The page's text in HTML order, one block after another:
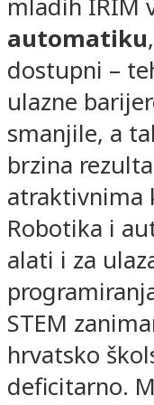
mladih IRIM
automatiku
dostupni –
ulazne
smanjile, a
brzina
atraktivnima
Robotika i
alati i za
STEM
hrvatsko
deficitarno.